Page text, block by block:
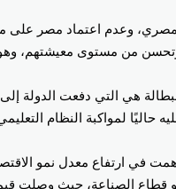
وعدم اعتماد مصر
من مستوى معيشتهم،
هي التي دفعت الدولة
حاليًا لمواكبة النظام
في ارتفاع معدل نمو